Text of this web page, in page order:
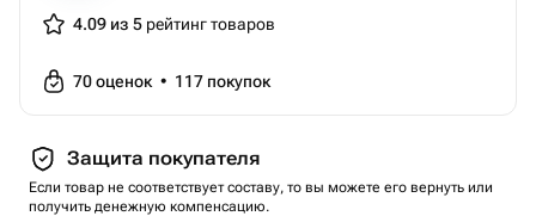
зависит от погоды.
развлечение.
Агентство Экстрима АХАА
Тип сертификата: подарки-впечатления
4.09 из 5 рейтинг товаров
70оценок • 117 покупок
Защита покупателя
Если товар не соответствует составу, то вы можете его вернуть или
получить денежную компенсацию.